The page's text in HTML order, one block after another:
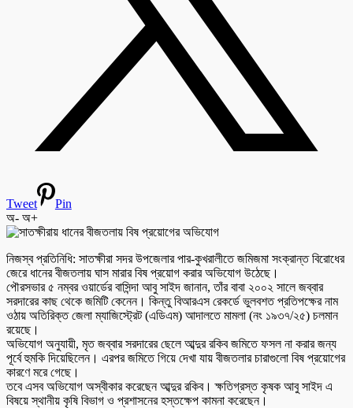
Tweet
Pin
অ- অ+
নিজস্ব প্রতিনিধি: সাতক্ষীরা সদর উপজেলার পার-কুখরালীতে জমিজমা সংক্রান্ত বিরোধের
জেরে ধানের বীজতলায় ঘাস মারার বিষ প্রয়োগ করার অভিযোগ উঠেছে।
পৌরসভার ৫ নম্বর ওয়ার্ডের বাসিন্দা আবু সাইদ জানান, তাঁর বাবা ২০০২ সালে জব্বার
সরদারের কাছ থেকে জমিটি কেনেন। কিন্তু বিআরএস রেকর্ডে ভুলবশত প্রতিপক্ষের নাম
ওঠায় অতিরিক্ত জেলা ম্যাজিস্ট্রেট (এডিএম) আদালতে মামলা (নং ১৯৩৭/২৫) চলমান
রয়েছে।
অভিযোগ অনুযায়ী, মৃত জব্বার সরদারের ছেলে আব্দুর রকিব জমিতে ফসল না করার জন্য
পূর্বে হুমকি দিয়েছিলেন। এরপর জমিতে গিয়ে দেখা যায় বীজতলার চারাগুলো বিষ প্রয়োগের
কারণে মরে গেছে।
তবে এসব অভিযোগ অস্বীকার করেছেন আব্দুর রকিব। ক্ষতিগ্রস্ত কৃষক আবু সাইদ এ
বিষয়ে স্থানীয় কৃষি বিভাগ ও প্রশাসনের হস্তক্ষেপ কামনা করেছেন।